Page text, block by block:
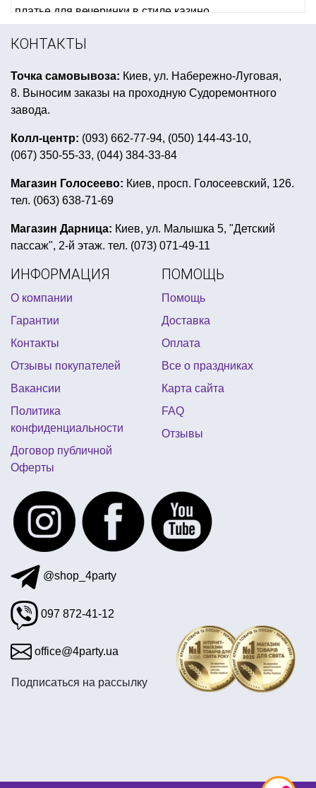
платье для вечеринки в стиле казино
baby shower купить все для вечеринки
детские костюмы на новый год для мальчиков
желтая вечеринка
купить боа украина
интересные брелки
шляпа сомбреро
красивый украинский венок
магазин все для праздника
день рождение в стиле феи
женский карнавальный костюм
восточные вечеринки
вечеринка в байкерском стиле
пиньята купить киев недорого
фигурные воздушные шары
купить шарики для тематической вечеринки
прикольные подтяжки купить
карнавальные костюмы животных
все для вечеринки в футбольном стиле
день рождения в стиле brawl stars
пиратская вечеринка оформление
купить подвесные фонарики на день валентина
купить неоновые браслеты
КОНТАКТЫ
Точка самовывоза: Киев, ул. Набережно-Луговая,
8. Выносим заказы на проходную Судоремонтного
завода.
Колл-центр: (093) 662-77-94, (050) 144-43-10,
(067) 350-55-33, (044) 384-33-84
Магазин Голосеево: Киев, просп. Голосеевский, 126.
тел. (063) 638-71-69
Магазин Дарница: Киев, ул. Малышка 5, "Детский
пассаж", 2-й этаж. тел. (073) 071-49-11
ИНФОРМАЦИЯ
О компании
Гарантии
Контакты
Отзывы покупателей
Вакансии
Политика
конфиденциальности
Договор публичной
Оферты
ПОМОЩЬ
Помощь
Доставка
Оплата
Все о праздниках
Карта сайта
FAQ
Отзывы
@shop_4party
097 872-41-12
office@4party.ua
Подписаться на рассылку